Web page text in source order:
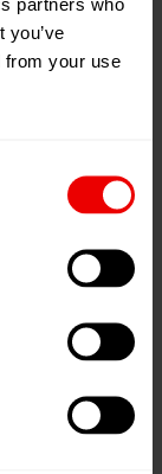
you’ve
from your use
für die
Salzuflen